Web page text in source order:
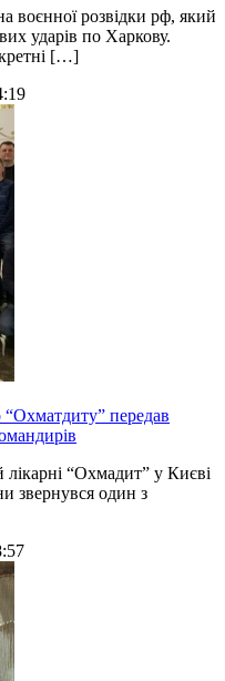
воєнної розвідки рф, який
ударів по Харкову.
[…]
“Охматдиту” передав
лікарні “Охмадит” у Києві
звернувся один з